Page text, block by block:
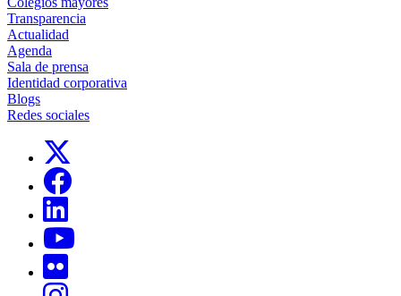
Transparencia
Actualidad
Agenda
Sala de prensa
Identidad corporativa
Blogs
Redes sociales
Links, Opens in this window
Links, Opens in this window
Links, Opens in this window
Links, Opens in this window